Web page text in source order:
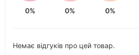
0% 0% 0%
Немає відгуків про цей товар.